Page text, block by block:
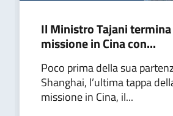
Il Ministro Tajani
missione in Cina con...
Poco prima della sua
Shanghai, l’ultima tappa
missione in Cina, il...